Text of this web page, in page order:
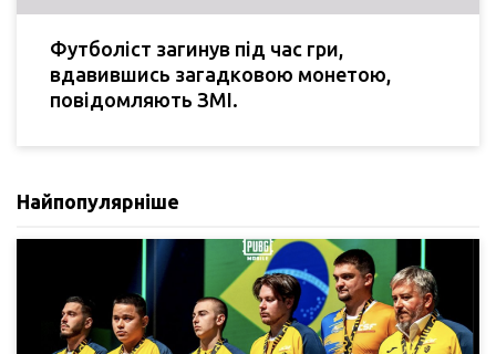
Футболіст загинув під час гри,
вдавившись загадковою монетою,
повідомляють ЗМІ.
Найпопулярніше